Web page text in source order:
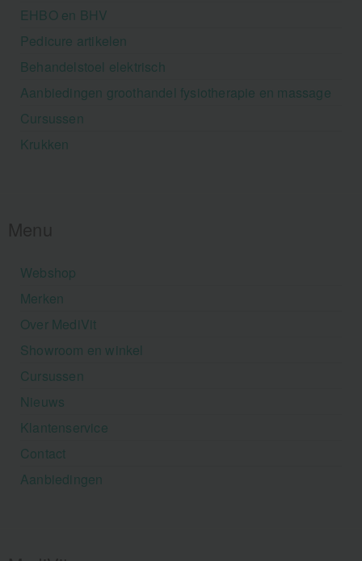
EHBO en BHV
Pedicure artikelen
Behandelstoel elektrisch
Aanbiedingen groothandel fysiotherapie en massage
Cursussen
Krukken
Webshop
Merken
Over MediVit
Showroom en winkel
Cursussen
Nieuws
Klantenservice
Contact
Aanbiedingen